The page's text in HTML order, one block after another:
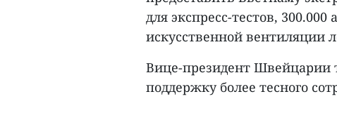
для экспресс-тестов,
искусственной вентиляции
Вице-президент Швейцарии
поддержку более тесного